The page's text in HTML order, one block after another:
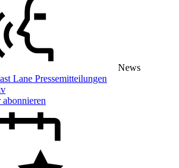
News
Lane Pressemitteilungen